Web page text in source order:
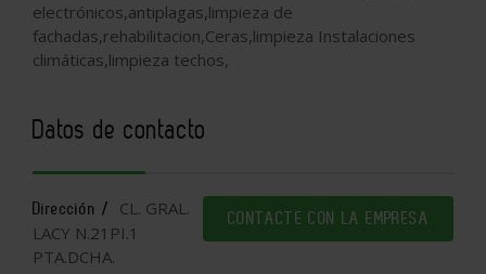
electrónicos,antiplagas,limpieza de
fachadas,rehabilitacion,Ceras,limpieza Instalaciones
climáticas,limpieza techos,
Datos de contacto
CONTACTE CON LA EMPRESA
Dirección /
CL. GRAL.
LACY N.21PI.1
PTA.DCHA.